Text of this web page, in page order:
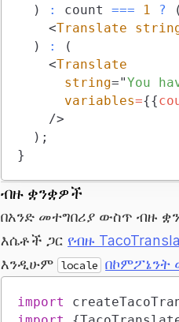
)
: count === 1 ?
(
<Translate
)
:
(
<Translate
string="You
variables={{
/>
) ;
}
ብዙ ቋንቋዎች
በአንድ መተግበሪያ ውስጥ ብዙ
እሴቶች ጋር የብዙ
እንዲሁም locale በኮምፖኔንት
import